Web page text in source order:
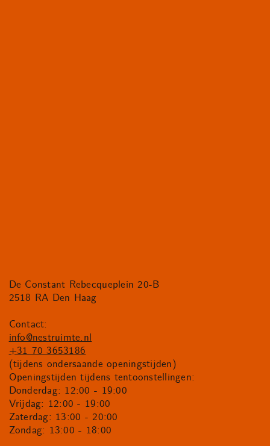
De Constant Rebecqueplein 20-B
2518 RA Den Haag
Contact:
info@nestruimte.nl
+31 70 3653186
(tijdens ondersaande openingstijden)
Openingstijden tijdens tentoonstellingen:
Donderdag: 12:00 - 19:00
Vrijdag: 12:00 - 19:00
Zaterdag: 13:00 - 20:00
Zondag: 13:00 - 18:00